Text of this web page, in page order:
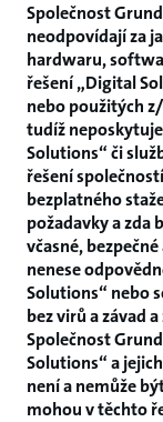
Společnost
neodpovídají za
hardwaru,
řešení „Digital
nebo použitých
tudíž
Solutions“ či
řešení
bezplatného
požadavky a zda
včasné,
nenese
Solutions“ nebo
bez virů a závad
Společnost
Solutions“ a
není a nemůže
mohou v těchto